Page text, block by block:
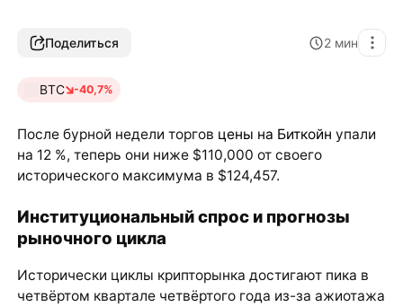
Поделиться 2 мин
BTC -40,7%
После бурной недели торгов цены на Биткойн упали
на 12 %, теперь они ниже $110,000 от своего
исторического максимума в $124,457.
Институциональный спрос и прогнозы
рыночного цикла
Исторически циклы крипторынка достигают пика в
четвёртом квартале четвёртого года из-за ажиотажа